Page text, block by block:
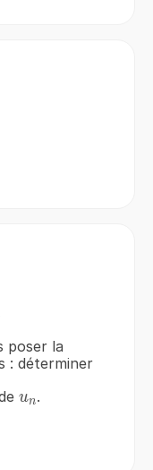
poser la
: déterminer
u_{n}
un.